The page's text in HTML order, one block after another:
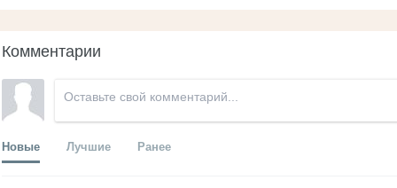
Комментарии
Новые Лучшие Ранее